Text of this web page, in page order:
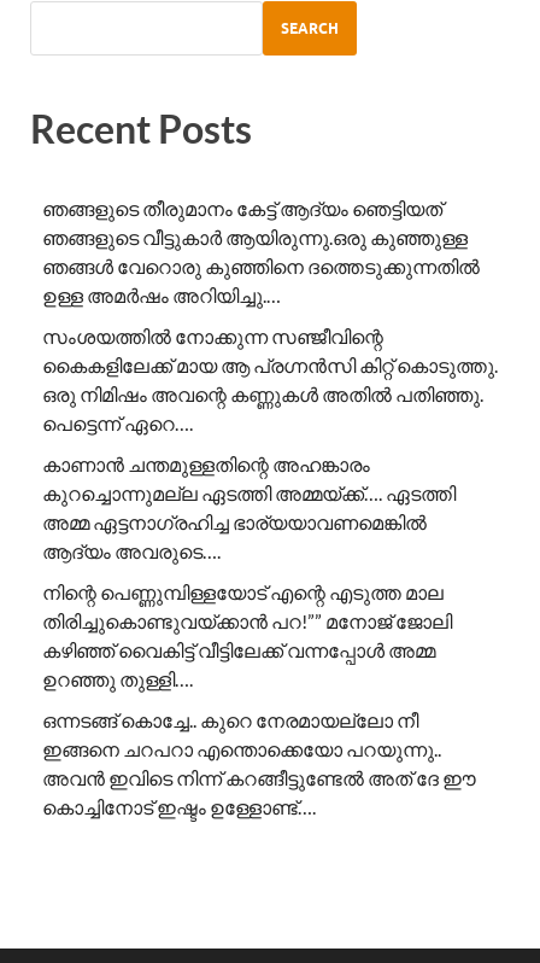
SEARCH
Recent Posts
ഞങ്ങളുടെ തീരുമാനം കേട്ട് ആദ്യം ഞെട്ടിയത്
ഞങ്ങളുടെ വീട്ടുകാർ ആയിരുന്നു.ഒരു കുഞ്ഞുള്ള
ഞങ്ങൾ വേറൊരു കുഞ്ഞിനെ ദത്തെടുക്കുന്നതിൽ
ഉള്ള അമർഷം അറിയിച്ചു.…
സംശയത്തിൽ നോക്കുന്ന സഞ്ജീവിന്റെ
കൈകളിലേക്ക് മായ ആ പ്രഗ്നൻസി കിറ്റ് കൊടുത്തു.
ഒരു നിമിഷം അവന്റെ കണ്ണുകൾ അതിൽ പതിഞ്ഞു.
പെട്ടെന്ന് ഏറെ….
കാണാൻ ചന്തമുള്ളതിന്റെ അഹങ്കാരം
കുറച്ചൊന്നുമല്ല ഏടത്തി അമ്മയ്ക്ക്…. ഏടത്തി
അമ്മ ഏട്ടനാഗ്രഹിച്ച ഭാര്യയാവണമെങ്കിൽ
ആദ്യം അവരുടെ….
നിന്റെ പെണ്ണുമ്പിള്ളയോട് എന്റെ എടുത്ത മാല
തിരിച്ചുകൊണ്ടുവയ്ക്കാൻ പറ!”” ​മനോജ് ജോലി
കഴിഞ്ഞ് വൈകിട്ട് വീട്ടിലേക്ക് വന്നപ്പോൾ അമ്മ
ഉറഞ്ഞു തുള്ളി….
ഒന്നടങ്ങ് കൊച്ചേ.. കുറെ നേരമായല്ലോ നീ
ഇങ്ങനെ ചറപറാ എന്തൊക്കെയോ പറയുന്നു..
അവൻ ഇവിടെ നിന്ന് കറങ്ങീട്ടുണ്ടേൽ അത് ദേ ഈ
കൊച്ചിനോട് ഇഷ്ടം ഉള്ളോണ്ട്….